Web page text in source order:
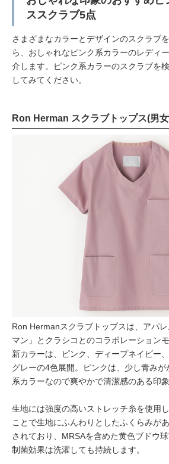
ススクラブ5点
さまざまなカラーとデザインのスクラブ
ら、おしゃれなピンク系カラーのレディ
介します。ピンク系カラーのスクラブを
してみてください。
Ron Herman スクラブトップス(男
Ron Hermanスクラブトップスは、アパ
マン」とクラシコとのコラボレーション
新カラーは、ピンク、ディープネイビー
グレーの4色展開。ピンクは、少し青みが
系カラーなので爽やかで清潔感のある印象
生地には強度の高いストレッチ糸を使用
ことで生地にふんわりとしたふくらみが
されており、MRSAを含めた黄色ブドウ球
制菌効果は洗濯しても持続します。